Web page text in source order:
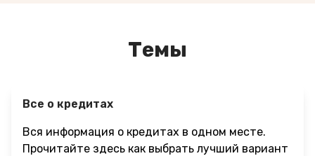
Темы
Все о кредитах
Вся информация о кредитах в одном месте.
Прочитайте здесь как выбрать лучший вариант